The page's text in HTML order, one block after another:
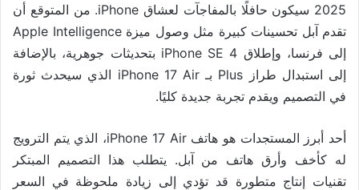
2025 سيكون حافلًا بالمفاجآت لعشاق iPhone. من المتوقع أن
تقدم آبل تحسينات كبيرة مثل وصول ميزة Apple Intelligence
إلى فرنسا، وإطلاق iPhone SE 4 بتحديثات جوهرية، بالإضافة
إلى استبدال طراز Plus بـ iPhone 17 Air الذي سيحدث ثورة
في التصميم ويقدم تجربة جديدة كليًا.
أحد أبرز المستجدات هو هاتف iPhone 17 Air، الذي يتم الترويج
له كأخف وأرق هاتف من آبل. يتطلب هذا التصميم المبتكر
تقنيات إنتاج متطورة قد تؤدي إلى زيادة ملحوظة في السعر